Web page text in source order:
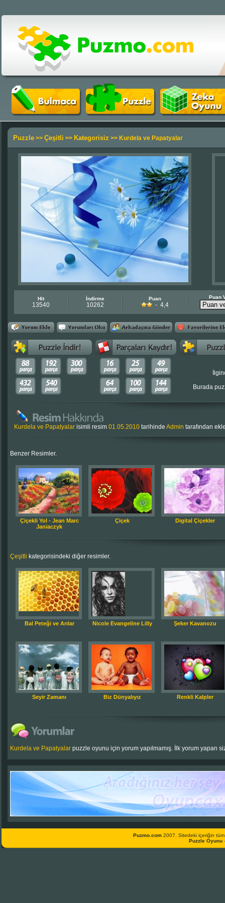
Puzzle >> Çeşitli >> Kategorisiz >> Kurdela ve Papatyalar
Hit
13540
İndirme
10262
Puan
- 4,4
Puan
Burada
Kurdela ve Papatyalar isimli resim 01.05.2010 tarihinde Admin tarafından
Benzer Resimler.
Çiçekli Yol - Jean Marc
Janiaczyk
Çiçek Digital Çiçekler
Çeşitli kategorisindeki diğer resimler.
Bal Peteği ve Arılar Nicole Evangeline Lilly Şeker Kavanozu
Seyir Zamanı Biz Dünyalıyız Renkli Kalpler
Kurdela ve Papatyalar puzzle oyunu için yorum yapılmamış. İlk yorum yapan
Puzmo.com2007. Sitedeki içeriğin tüm
Puzzle Oyunu